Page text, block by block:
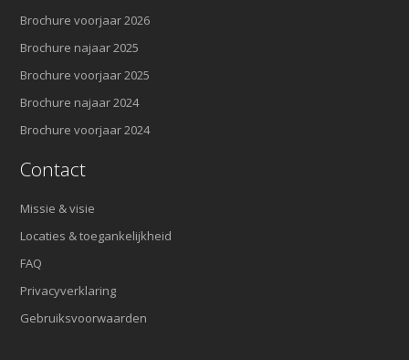
Brochure voorjaar 2026
Brochure najaar 2025
Brochure voorjaar 2025
Brochure najaar 2024
Brochure voorjaar 2024
Contact
Missie & visie
Locaties & toegankelijkheid
FAQ
Privacyverklaring
Gebruiksvoorwaarden